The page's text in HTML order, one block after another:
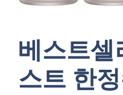
베스트셀
스트 한